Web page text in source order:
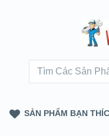
SẢN PHẨM BẠN